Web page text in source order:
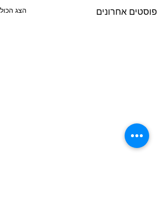
פוסטים אחרונים הצג הכול